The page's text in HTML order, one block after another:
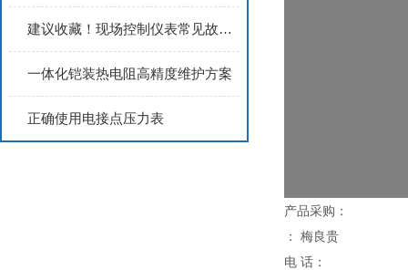
建议收藏！现场控制仪表常见故障及处理方法
一体化铠装热电阻高精度维护方案
正确使用电接点压力表
产品采购：
： 梅良贵
电 话：